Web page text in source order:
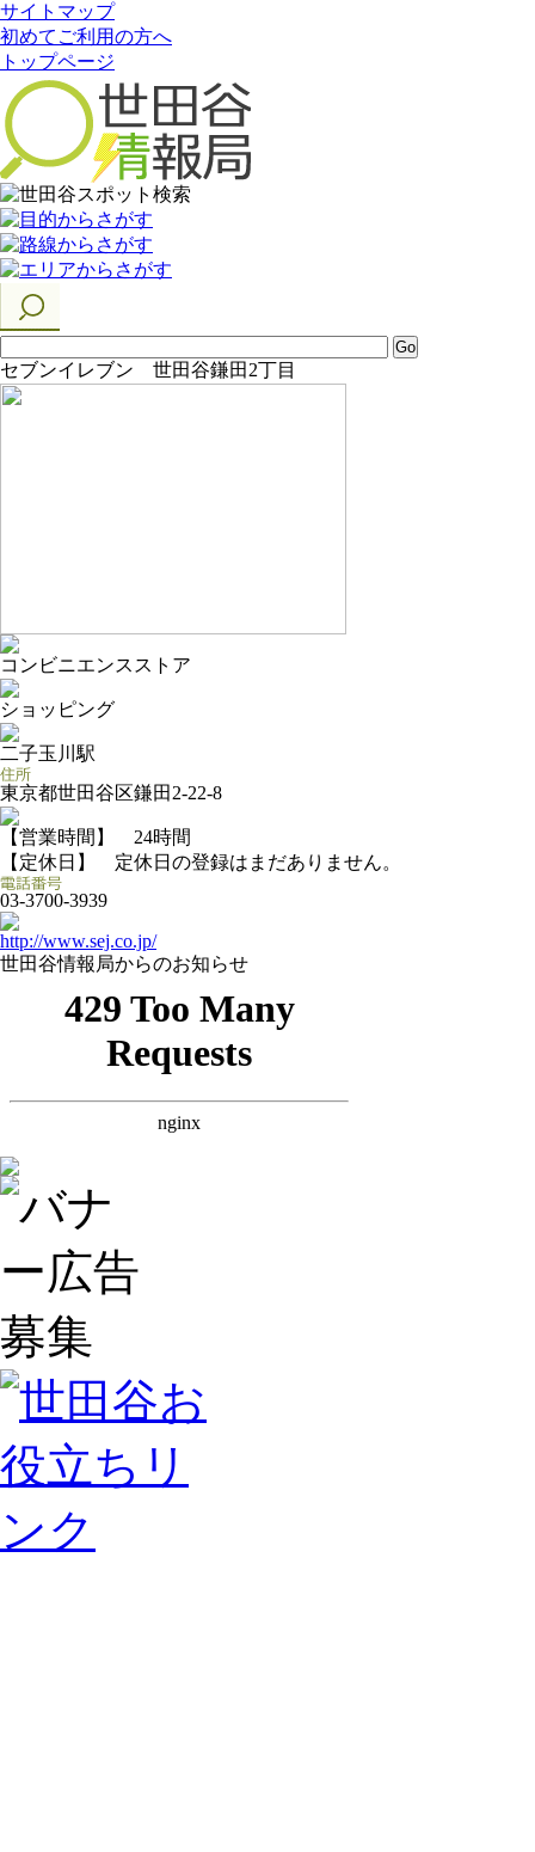
サイトマップ
初めてご利用の方へ
トップページ
セブンイレブン 世田谷鎌田2丁目
コンビニエンスストア
ショッピング
二子玉川駅
東京都世田谷区鎌田2-22-8
【営業時間】 24時間
【定休日】 定休日の登録はまだありません。
03-3700-3939
http://www.sej.co.jp/
世田谷情報局からのお知らせ